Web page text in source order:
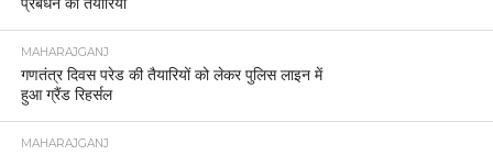
MAHARAJGANJ
गणतंत्र दिवस परेड की तैयारियों को लेकर पुलिस लाइन में
हुआ ग्रैंड रिहर्सल
MAHARAJGANJ